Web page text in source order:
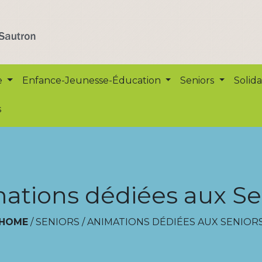
Enfance-Jeunesse-Éducation Seniors
dédiées aux
/SENIORS /ANIMATIONS DÉDIÉES AUX